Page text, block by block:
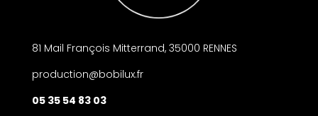
81 Mail François Mitterrand, 35000 RENNES
production@bobilux.fr
05 35 54 83 03